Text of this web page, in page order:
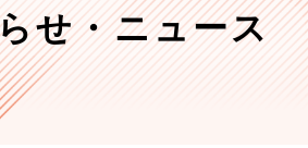
せ・ニュース